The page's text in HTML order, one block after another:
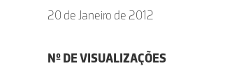
20 de Janeiro de 2012
Nº DE VISUALIZAÇÕES